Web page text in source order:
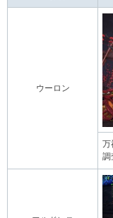
ウーロン
万
調